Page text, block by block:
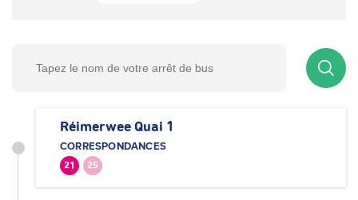
Réimerwee Quai 1
CORRESPONDANCES
21 25